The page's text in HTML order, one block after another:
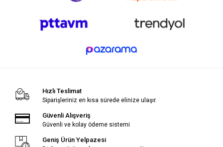
Hızlı Teslimat
Siparişleriniz en kısa sürede elinize ulaşır.
Güvenli Alışveriş
Güvenli ve kolay ödeme sistemi
Geniş Ürün Yelpazesi